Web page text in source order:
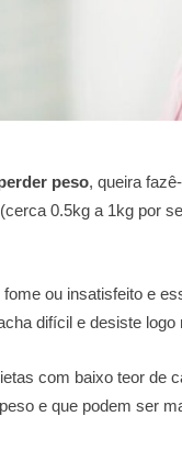
peso, queira
0.5kg a 1kg por
ou insatisfeito e
difícil e desiste logo
com baixo teor de
e que podem ser